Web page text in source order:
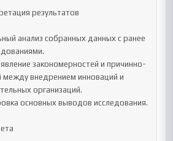
результатов
анализ собранных данных с ранее
закономерностей и причинно-
между внедрением инноваций и
организаций.
основных выводов исследования.